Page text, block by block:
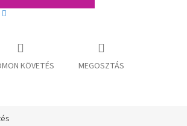
KÖVETÉS MEGOSZTÁS